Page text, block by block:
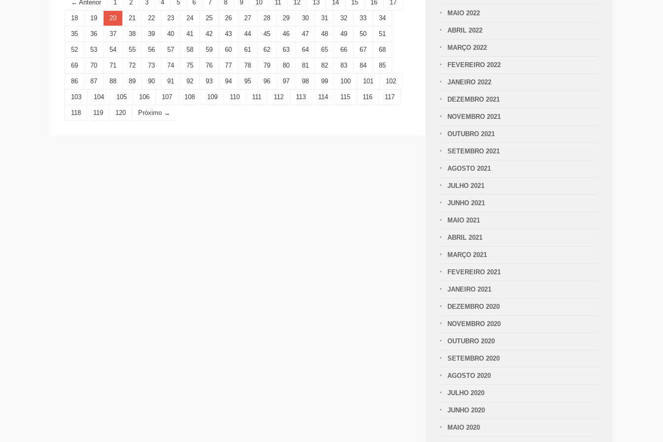
← Anterior 1 2 3 4 5 6 7 8 9 10 11 12 13 14 15 16 17
18 19 20 21 22 23 24 25 26 27 28 29 30 31 32 33 34
35 36 37 38 39 40 41 42 43 44 45 46 47 48 49 50 51
52 53 54 55 56 57 58 59 60 61 62 63 64 65 66 67 68
69 70 71 72 73 74 75 76 77 78 79 80 81 82 83 84 85
86 87 88 89 90 91 92 93 94 95 96 97 98 99 100 101 102
103 104 105 106 107 108 109 110 111 112 113 114 115 116 117
118 119 120 Próximo →
MAIO 2022
ABRIL 2022
MARÇO 2022
FEVEREIRO 2022
JANEIRO 2022
DEZEMBRO 2021
NOVEMBRO 2021
OUTUBRO 2021
SETEMBRO 2021
AGOSTO 2021
JULHO 2021
JUNHO 2021
MAIO 2021
ABRIL 2021
MARÇO 2021
FEVEREIRO 2021
JANEIRO 2021
DEZEMBRO 2020
NOVEMBRO 2020
OUTUBRO 2020
SETEMBRO 2020
AGOSTO 2020
JULHO 2020
JUNHO 2020
MAIO 2020